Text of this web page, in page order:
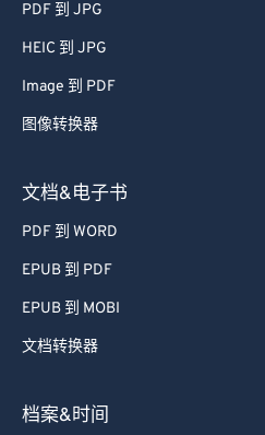
PDF 到 JPG
HEIC 到 JPG
Image 到 PDF
图像转换器
文档&电子书
PDF 到 WORD
EPUB 到 PDF
EPUB 到 MOBI
文档转换器
档案&时间